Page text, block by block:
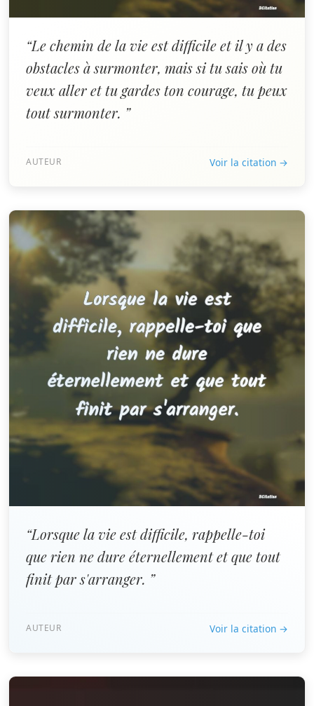
“Le chemin de la vie est difficile et il y a des
obstacles à surmonter, mais si tu sais où tu
veux aller et tu gardes ton courage, tu peux
tout surmonter. ”
AUTEUR Voir la citation →
“Lorsque la vie est difficile, rappelle-toi
que rien ne dure éternellement et que tout
finit par s'arranger. ”
AUTEUR Voir la citation →